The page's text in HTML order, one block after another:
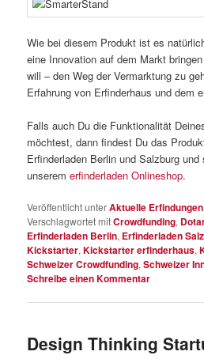
Wie bei diesem Produkt ist es
eine Innovation auf dem Markt
will – den Weg der Vermarktung zu
Erfahrung von Erfinderhaus und dem
Falls auch Du die Funktionalität
möchtest, dann findest Du das
Erfinderladen Berlin und Salzburg
unseremerfinderladen Onlineshop.
Veröffentlicht unterAktuelle Erfindungen
Verschlagwortet mitCrowdfunding,
Erfinderladen Berlin, Erfinderladen
Kickstarter,Kickstarter erfinderhaus,
Schweizer Crowdfunding,Schweizer
Schreibe einen Kommentar
Design Thinking